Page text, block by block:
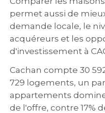
permet aussi de
demande locale, le
acquéreurs et les
d'investissement à
Cachan compte 30
729 logements, un
appartements
de l'offre, contre 17%